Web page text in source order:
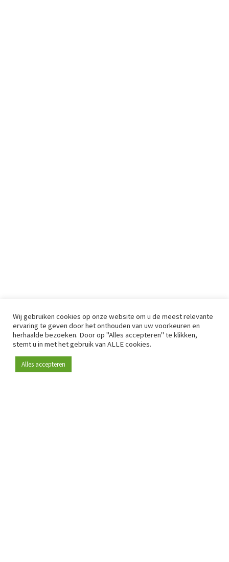
Wij gebruiken cookies op onze website om u de meest relevante
ervaring te geven door het onthouden van uw voorkeuren en
herhaalde bezoeken. Door op "Alles accepteren" te klikken,
stemt u in met het gebruik van ALLE cookies.
Alles accepteren